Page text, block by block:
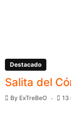
Destacado
Salita del
By ExTreBeO 13